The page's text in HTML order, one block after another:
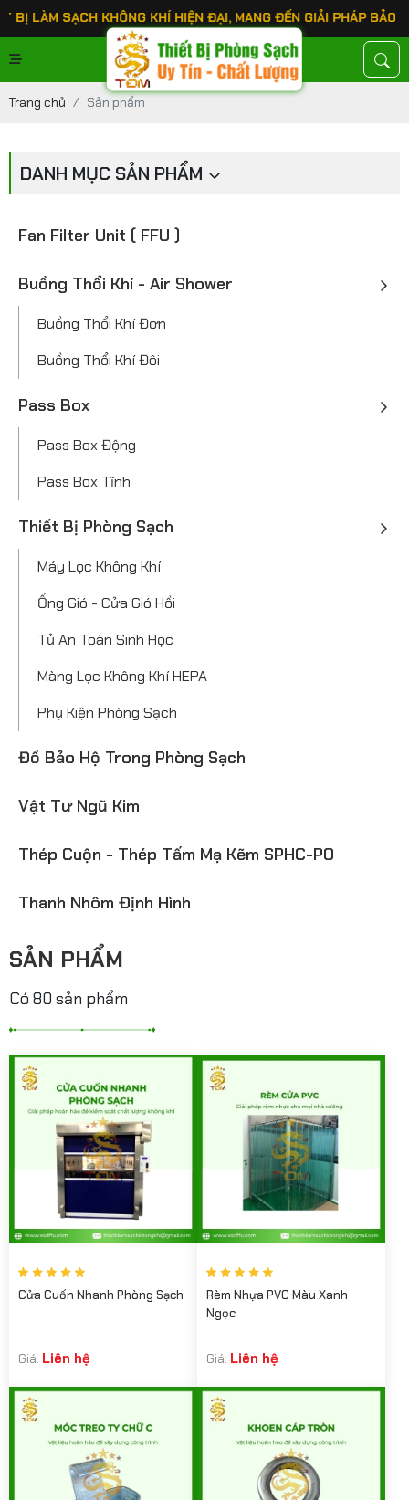
SẠCH KHÔNG KHÍ HIỆN ĐẠI, MANG ĐẾN GIẢI PHÁP BẢO VỆ
Trang chủ Sản phẩm
DANH MỤC SẢN PHẨM
Fan Filter Unit ( FFU )
Buồng Thổi Khí - Air Shower
Buồng Thổi Khí Đơn
Buồng Thổi Khí Đôi
Pass Box
Pass Box Động
Pass Box Tĩnh
Thiết Bị Phòng Sạch
Máy Lọc Không Khí
Ống Gió - Cửa Gió Hồi
Tủ An Toàn Sinh Học
Màng Lọc Không Khí HEPA
Phụ Kiện Phòng Sạch
Đồ Bảo Hộ Trong Phòng Sạch
Vật Tư Ngũ Kim
Thép Cuộn - Thép Tấm Mạ Kẽm SPHC-PO
Thanh Nhôm Định Hình
SẢN PHẨM
Có 80 sản phẩm
Cửa Cuốn Nhanh Phòng Sạch
Giá: Liên hệ
Rèm Nhựa PVC Màu Xanh
Ngọc
Giá: Liên hệ